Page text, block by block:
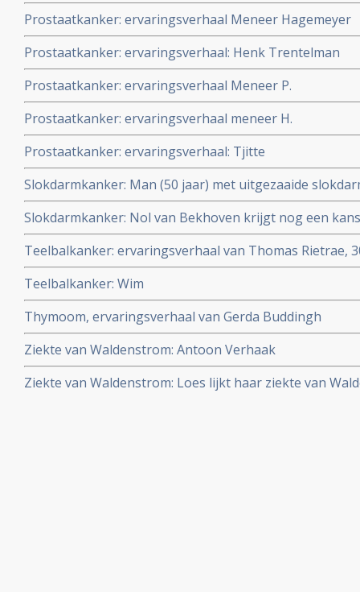
Prostaatkanker: ervaringsverhaal Meneer Hagemeyer
Prostaatkanker: ervaringsverhaal: Henk Trentelman
Prostaatkanker: ervaringsverhaal Meneer P.
Prostaatkanker: ervaringsverhaal meneer H.
Prostaatkanker: ervaringsverhaal: Tjitte
Slokdarmkanker: Man (50 jaar) met uitgezaaide
maanden kankervrij met combinatiebehandeling van
protonenbestraling
Slokdarmkanker: Nol van Bekhoven krijgt nog een
vergevorderde slokdarmkanker
Teelbalkanker: ervaringsverhaal van Thomas Rietrae,
klinisch kankervrij van teelbalkanker
Teelbalkanker: Wim
Thymoom, ervaringsverhaal van Gerda Buddingh
Ziekte van Waldenstrom: Antoon Verhaak
Ziekte van Waldenstrom: Loes lijkt haar ziekte van